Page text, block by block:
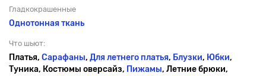
Гладкокрашенные
Однотонная ткань
Что шьют:
Платья, Сарафаны, Для летнего платья, Блузки, Юбки,
Туника, Костюмы оверсайз, Пижамы, Летние брюки,